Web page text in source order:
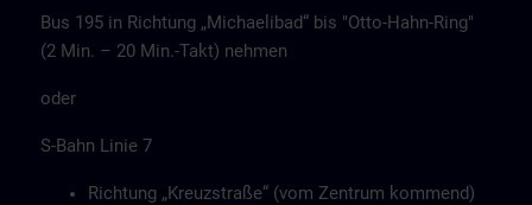
Bus 195 in Richtung „Michaelibad“ bis "Otto-Hahn-Ring"
(2 Min. – 20 Min.-Takt) nehmen
oder
S-Bahn Linie 7
Richtung „Kreuzstraße“ (vom Zentrum kommend)